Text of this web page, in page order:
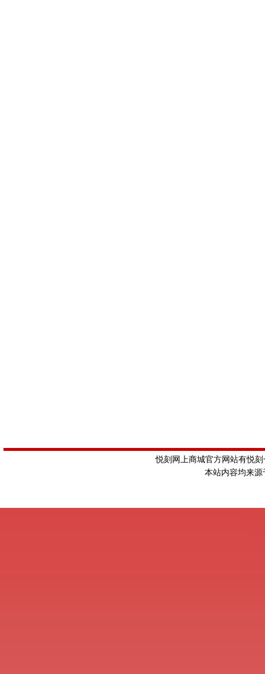
悦刻网上商城官方网站有悦
本站内容均来